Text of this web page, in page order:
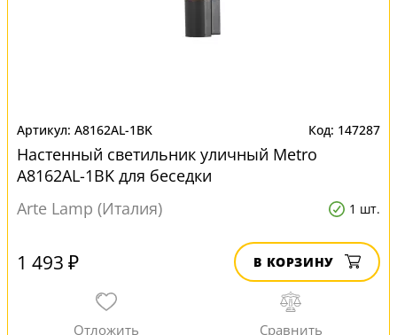
A8162AL-1BK 147287
Настенный светильник уличный Metro
A8162AL-1BK для беседки
Arte Lamp (Италия)
1 шт.
1 493 ₽ В КОРЗИНУ